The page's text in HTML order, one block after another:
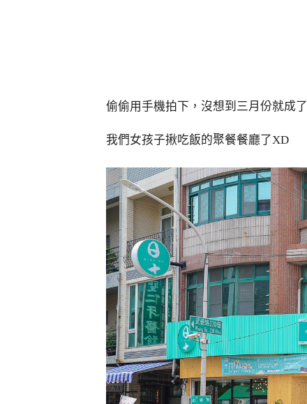
偷偷用手機拍下，沒想到三月份就成了
我們女孩子揪吃飯的聚餐餐廳了XD